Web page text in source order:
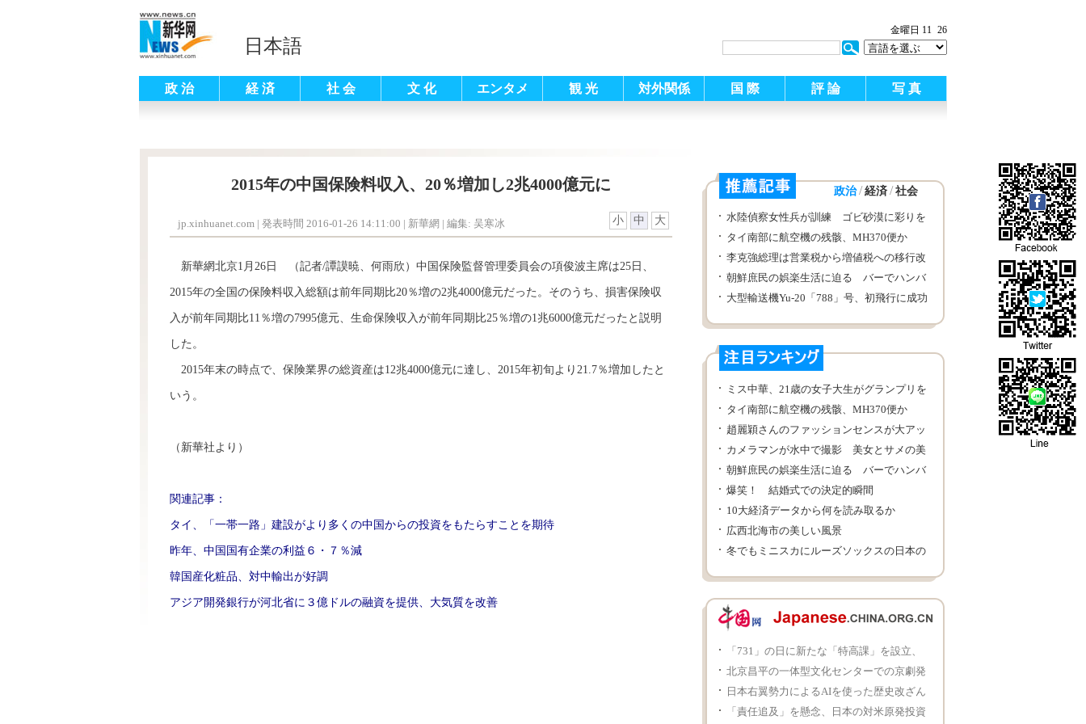
日本語
金曜日 11 26
政 治 経 済 社 会 文 化 エンタメ 観 光 対外関係 国 際 評 論 写 真
2015年の中国保険料収入、20％増加し2兆4000億元に
jp.xinhuanet.com | 発表時間 2016-01-26 14:11:00 | 新華網 | 編集: 吴寒冰 小 中 大
新華網北京1月26日 （記者/譚謨暁、何雨欣）中国保険監督管理委員会の項俊波主席は25日、
2015年の全国の保険料収入総額は前年同期比20％増の2兆4000億元だった。そのうち、損害保険収
入が前年同期比11％増の7995億元、生命保険収入が前年同期比25％増の1兆6000億元だったと説明
した。
2015年末の時点で、保険業界の総資産は12兆4000億元に達し、2015年初旬より21.7％増加したと
いう。
（新華社より）
関連記事：
タイ、「一帯一路」建設がより多くの中国からの投資をもたらすことを期待
昨年、中国国有企業の利益６・７％減
韓国産化粧品、対中輸出が好調
アジア開発銀行が河北省に３億ドルの融資を提供、大気質を改善
政治 / 経済 / 社会
水陸偵察女性兵が訓練 ゴビ砂漠に彩りを
添える
タイ南部に航空機の残骸、MH370便か
李克強総理は営業税から増値税への移行改
革を全面的に推進し、財税体制改革を加速
する座談会を招集して主宰
朝鮮庶民の娯楽生活に迫る バーでハンバ
ーガー食べる
大型輸送機Yu-20「788」号、初飛行に成功
ミス中華、21歳の女子大生がグランプリを
受賞
タイ南部に航空機の残骸、MH370便か
趙麗穎さんのファッションセンスが大アッ
プ、とても綺麗だ！
カメラマンが水中で撮影 美女とサメの美
しい瞬間
朝鮮庶民の娯楽生活に迫る バーでハンバ
ーガー
爆笑！ 結婚式での決定的瞬間
10大経済データから何を読み取るか
広西北海市の美しい風景
冬でもミニスカにルーズソックスの日本の